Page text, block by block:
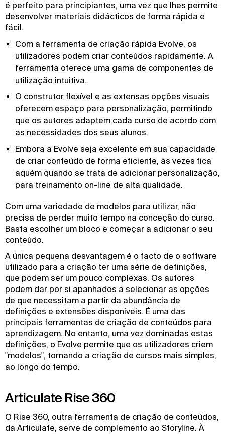
é perfeito para principiantes, uma vez que lhes permite
desenvolver materiais didácticos de forma rápida e
fácil.
Com a ferramenta de criação rápida Evolve, os
utilizadores podem criar conteúdos rapidamente. A
ferramenta oferece uma gama de componentes de
utilização intuitiva.
O construtor flexível e as extensas opções visuais
oferecem espaço para personalização, permitindo
que os autores adaptem cada curso de acordo com
as necessidades dos seus alunos.
Embora a Evolve seja excelente em sua capacidade
de criar conteúdo de forma eficiente, às vezes fica
aquém quando se trata de adicionar personalização,
para treinamento on-line de alta qualidade.
Com uma variedade de modelos para utilizar, não
precisa de perder muito tempo na conceção do curso.
Basta escolher um bloco e começar a adicionar o seu
conteúdo.
A única pequena desvantagem é o facto de o software
utilizado para a criação ter uma série de definições,
que podem ser um pouco complexas. Os autores
podem dar por si apanhados a selecionar as opções
de que necessitam a partir da abundância de
definições e extensões disponíveis. É uma das
principais ferramentas de criação de conteúdos para
aprendizagem. No entanto, uma vez dominadas estas
definições, o Evolve permite que os utilizadores criem
"modelos", tornando a criação de cursos mais simples,
ao longo do tempo.
Articulate Rise 360
O Rise 360, outra ferramenta de criação de conteúdos,
da Articulate, serve de complemento ao Storyline. À